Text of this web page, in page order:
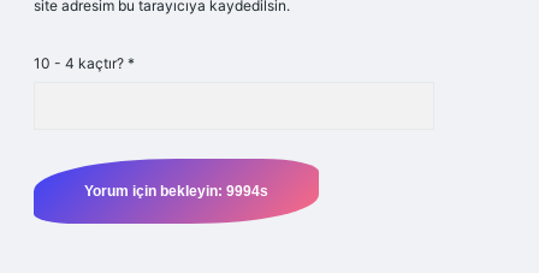
site adresim bu tarayıcıya kaydedilsin.
10 - 4 kaçtır? *